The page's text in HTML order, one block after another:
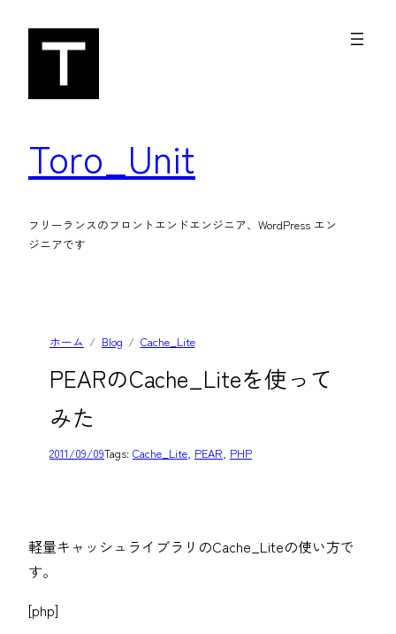
Toro_Unit
フリーランスのフロントエンドエンジニア、WordPress エン
ジニアです
ホーム Blog Cache_Lite
PEARのCache_Liteを使って
みた
2011/09/09Tags: Cache_Lite, PEAR, PHP
軽量キャッシュライブラリのCache_Liteの使い方で
す。
[php]